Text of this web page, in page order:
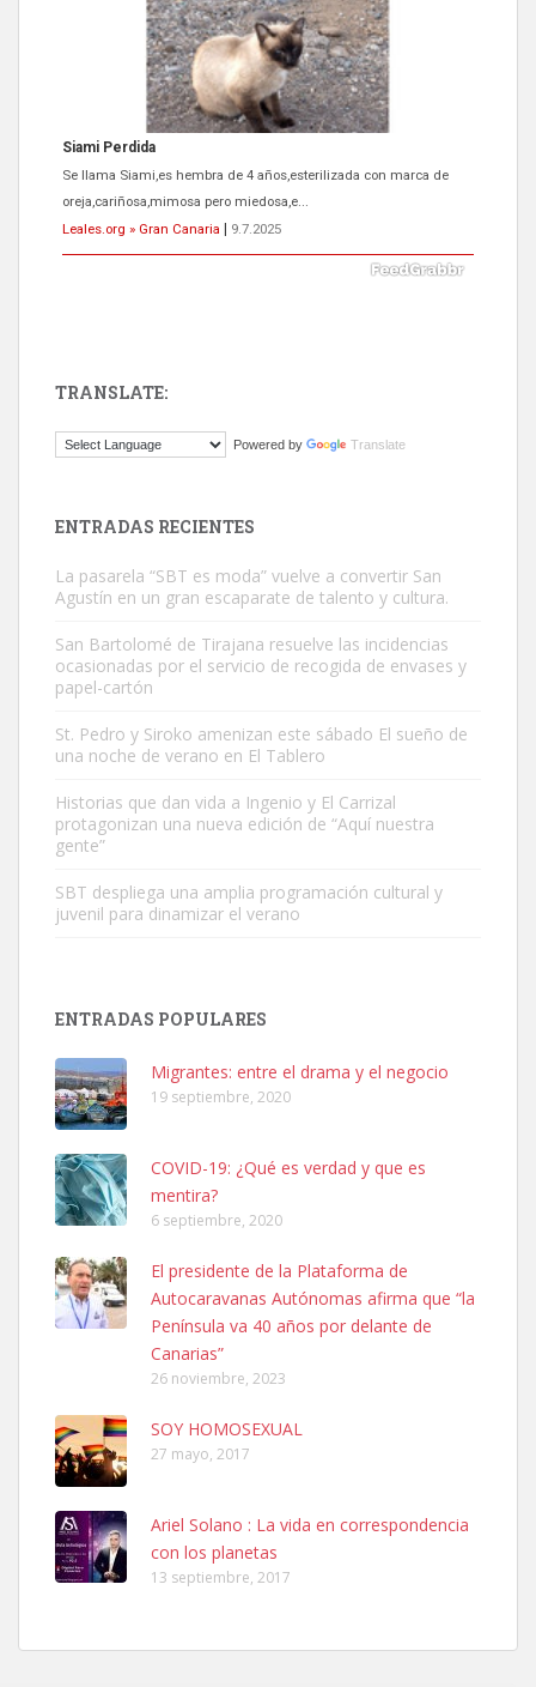
Siami Perdida
Se llama Siami,es hembra de 4 años,esterilizada con marca de
oreja,cariñosa,mimosa pero miedosa,e...
Leales.org » Gran Canaria
9.7.2025
El ayuntamiento se va a llevar a Los Gatos callejeros de la zona los
Gato manso encontrado
Este gato macho ha aparecido en la calle hace menos de un mes,
es muy manso y extremadamente cari...
Leales.org » Gran Canaria
SHIBA PERDIDO AVDA JOSE MESA Y LOPEZ
PERRO MACHO RAZA SHIBA CON MICROCHIP PERDIDO HOY
06/07/2025 ZONA MESA Y LOPEZ. ES MUY ASUSTADIZO
Leales.org » Gran Canaria
6.7.2025
Ninfa perdida
El día 5 se los perdió una ninfa papillera, asustada tiene miedo a la
calle, se perdió por la zon...
TRANSLATE:
Powered by Translate
ENTRADAS RECIENTES
La pasarela “SBT es moda” vuelve a convertir San
Agustín en un gran escaparate de talento y cultura.
San Bartolomé de Tirajana resuelve las incidencias
ocasionadas por el servicio de recogida de envases y
papel-cartón
St. Pedro y Siroko amenizan este sábado El sueño de
una noche de verano en El Tablero
Historias que dan vida a Ingenio y El Carrizal
protagonizan una nueva edición de “Aquí nuestra
gente”
SBT despliega una amplia programación cultural y
juvenil para dinamizar el verano
ENTRADAS POPULARES
Migrantes: entre el drama y el negocio
19 septiembre, 2020
COVID-19: ¿Qué es verdad y que es
mentira?
6 septiembre, 2020
El presidente de la Plataforma de
Autocaravanas Autónomas afirma que “la
Península va 40 años por delante de
Canarias”
26 noviembre, 2023
SOY HOMOSEXUAL
27 mayo, 2017
Ariel Solano : La vida en correspondencia
con los planetas
13 septiembre, 2017